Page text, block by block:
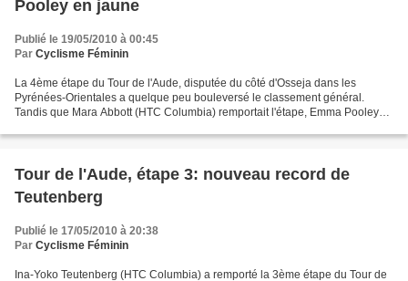
Pooley en jaune
Publié le 19/05/2010 à 00:45
Par Cyclisme Féminin
La 4ème étape du Tour de l'Aude, disputée du côté d'Osseja dans les
Pyrénées-Orientales a quelque peu bouleversé le classement général.
Tandis que Mara Abbott (HTC Columbia) remportait l'étape, Emma Pooley
Tour de l'Aude, étape 3: nouveau record de
Teutenberg
Publié le 17/05/2010 à 20:38
Par Cyclisme Féminin
Ina-Yoko Teutenberg (HTC Columbia) a remporté la 3ème étape du Tour de